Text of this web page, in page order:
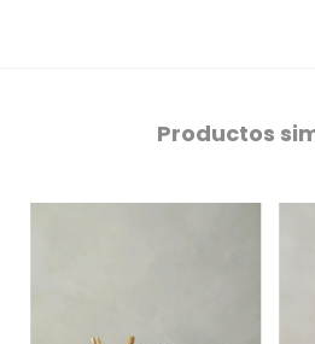
Productos